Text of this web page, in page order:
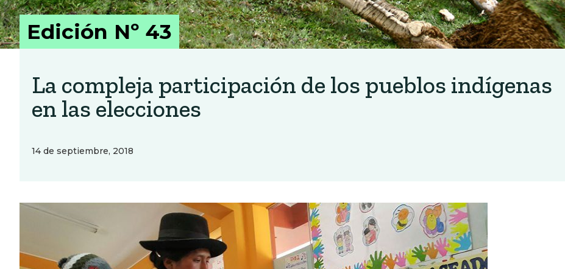
Edición Nº 43
La compleja participación de los pueblos indígenas
en las elecciones
14 de septiembre, 2018